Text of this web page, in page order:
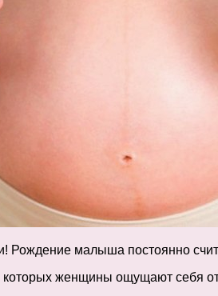
Рождение малыша постоянно
женщины ощущают себя